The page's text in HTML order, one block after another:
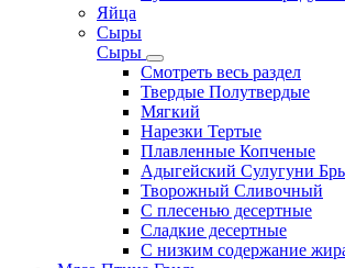
Яйца
Сыры
Сыры
Смотреть весь раздел
Твердые Полутвердые
Мягкий
Нарезки Тертые
Плавленные Копченые
Адыгейский Сулугуни
Творожный Сливочный
С плесенью десертные
Сладкие десертные
С низким содержание